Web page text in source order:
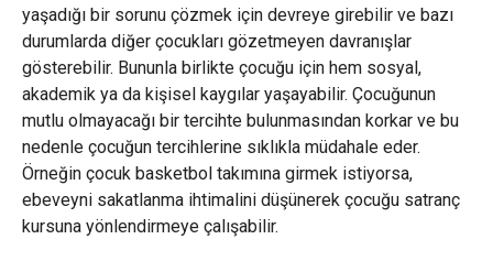
yaşadığı bir sorunu çözmek için devreye girebilir ve bazı
durumlarda diğer çocukları gözetmeyen davranışlar
gösterebilir. Bununla birlikte çocuğu için hem sosyal,
akademik ya da kişisel kaygılar yaşayabilir. Çocuğunun
mutlu olmayacağı bir tercihte bulunmasından korkar ve bu
nedenle çocuğun tercihlerine sıklıkla müdahale eder.
Örneğin çocuk basketbol takımına girmek istiyorsa,
ebeveyni sakatlanma ihtimalini düşünerek çocuğu satranç
kursuna yönlendirmeye çalışabilir.